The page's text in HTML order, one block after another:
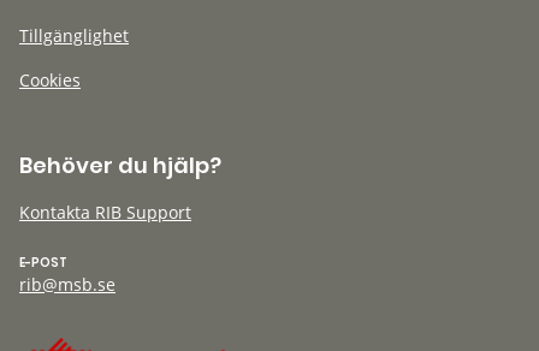
Tillgänglighet
Cookies
Behöver du hjälp?
Kontakta RIB Support
E-POST
rib@msb.se